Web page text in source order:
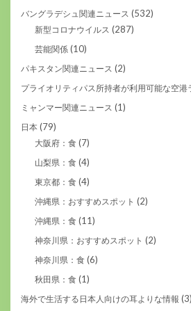
バングラデシュ関連ニュース (532)
新型コロナウイルス (287)
芸能関係 (10)
パキスタン関連ニュース (2)
プライオリティパス所持者が利用可能な空港
ミャンマー関連ニュース (1)
日本 (79)
大阪府：食 (7)
山梨県：食 (4)
東京都：食 (4)
沖縄県：おすすめスポット (2)
沖縄県：食 (11)
神奈川県：おすすめスポット (2)
神奈川県：食 (6)
秋田県：食 (1)
海外で生活する日本人向けの耳よりな情報 (3)